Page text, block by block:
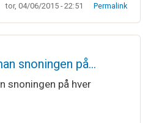
tor, 04/06/2015 - 22:51 Permalink
snoningen på…
snoningen på hver